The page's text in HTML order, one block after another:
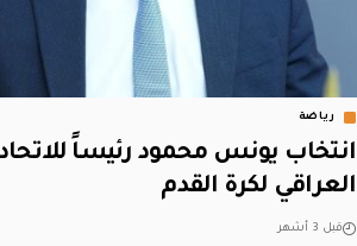
رياضة
انتخاب يونس محمود رئيساً
العراقي لكرة القدم
قبل 3 أشهر